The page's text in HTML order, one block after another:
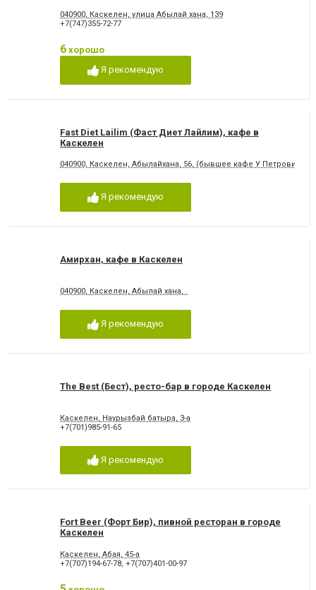
040900, Каскелен, улица Абылай хана, 139
+7(747)355-72-77
6 хорошо
Я рекомендую
Fast Diet Lailim (Фаст Диет Лайлим), кафе в
Каскелен
040900, Каскелен, Абылайхана, 56, (бывшее кафе У Петровича)
Я рекомендую
Амирхан, кафе в Каскелен
040900, Каскелен, Абылай хана, .
Я рекомендую
The Best (Бест), ресто-бар в городе Каскелен
Каскелен, Наурызбай батыра, 3-а
+7(701)985-91-65
Я рекомендую
Fort Beer (Форт Бир), пивной ресторан в городе
Каскелен
Каскелен, Абая, 45-а
+7(707)194-67-78 +7(707)401-00-97